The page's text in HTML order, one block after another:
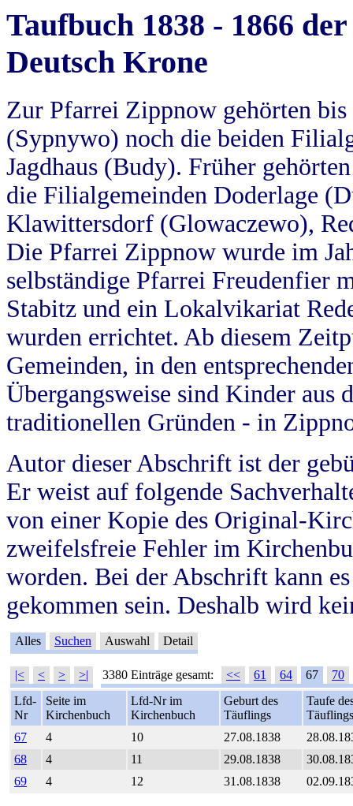
Taufbuch 1838 - 1866
Deutsch Krone
Zur Pfarrei Zippnow gehörten
(Sypnywo) noch die beiden
Jagdhaus (Budy). Früher
die Filialgemeinden Doderlage
Klawittersdorf (Glowaczewo),
Die Pfarrei Zippnow wurde im
selbständige Pfarrei Freudenfier
Stabitz und ein Lokalvikariat
wurden errichtet. Ab diesem
Gemeinden, in den
Übergangsweise sind Kinder aus
traditionellen Gründen - in
Autor dieser Abschrift ist der
Er weist auf folgende
von einer Kopie des Original-
zweifelsfreie Fehler im
worden. Bei der Abschrift kann
gekommen sein. Deshalb wird
Alles Suchen Auswahl Detail
|< < > >| 3380 Einträge gesamt: << 61 64 67
70
Lfd-
Nr
Seite im
Kirchenbuch
Lfd-Nr im
Kirchenbuch
Geburt des
Täuflings
Taufe
Täuflings
67
4 10 27.08.1838
68
4 11 29.08.1838
69
4 12 31.08.1838